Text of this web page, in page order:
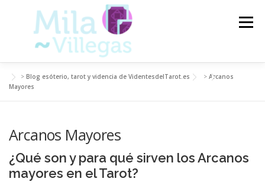
contenido
Menú
VIDENTES DEL TAROT
CARTAS DEL TAROT
BLOG
> Blog esóterio, tarot y videncia de VidentesdelTarot.es > Arcanos
Mayores
Arcanos Mayores
¿Qué son y para qué sirven los Arcanos
mayores en el Tarot?